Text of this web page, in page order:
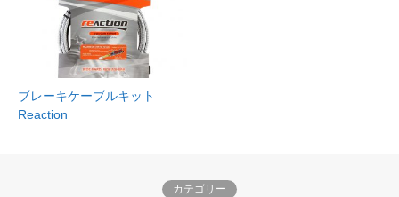
ブレーキケーブルキット
Reaction
カテゴリー